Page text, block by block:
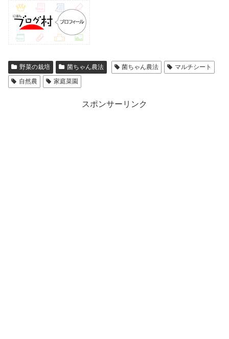
野菜の栽培 菌ちゃん農法 菌ちゃん農法
マルチシート
自然農
家庭菜園
スポンサーリンク